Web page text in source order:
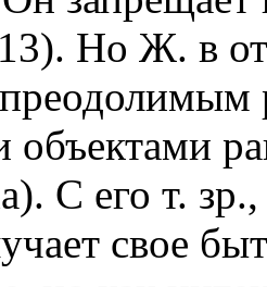
Но Ж. в
С его т.
свое